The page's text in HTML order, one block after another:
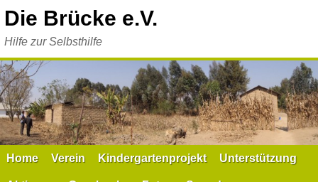
Inhalt
Die Brücke e.V.
Hilfe zur Selbsthilfe
Home Verein Kindergartenprojekt Unterstützung